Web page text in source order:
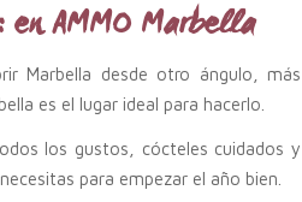
AMMO Marbella
Marbella desde otro ángulo, más
es el lugar ideal para hacerlo.
los gustos, cócteles cuidados y
para empezar el año bien.